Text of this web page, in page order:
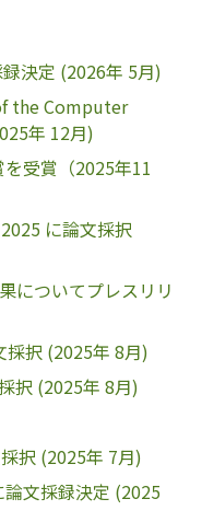
決定 (2026年 5月)
the Computer
年 12月)
受賞（2025年11
に論文採択
についてプレスリリ
採択 (2025年 8月)
択 (2025年 8月)
択 (2025年 7月)
文採録決定 (2025